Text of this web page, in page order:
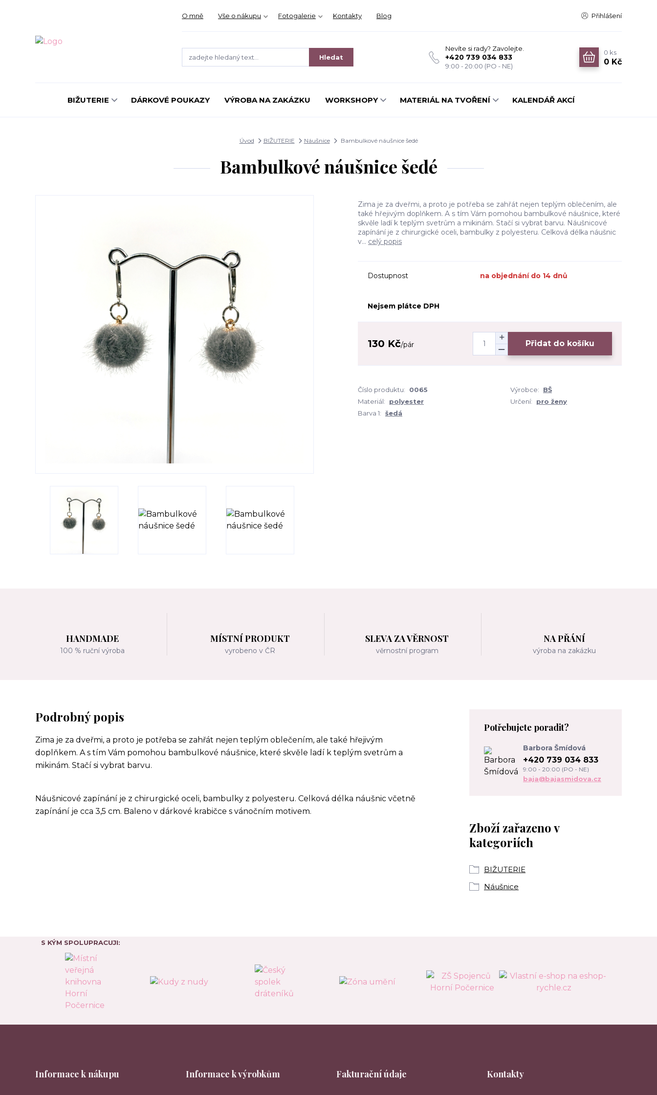
O mně Vše o nákupu Fotogalerie Kontakty Blog Přihlášení
Hledat
Nevíte si rady? Zavolejte.
+420 739 034 833
9:00 - 20:00 (PO - NE)
0 ks
0 Kč
BIŽUTERIE DÁRKOVÉ POUKAZY VÝROBA NA ZAKÁZKU WORKSHOPY MATERIÁL NA TVOŘENÍ KALENDÁŘ AKCÍ
Úvod BIŽUTERIE Náušnice Bambulkové náušnice šedé
Bambulkové náušnice šedé
Zima je za dveřmi, a proto je potřeba se zahřát nejen teplým oblečením, ale
také hřejivým doplňkem. A s tím Vám pomohou bambulkové náušnice, které
skvěle ladí k teplým svetrům a mikinám. Stačí si vybrat barvu. Náušnicové
zapínání je z chirurgické oceli, bambulky z polyesteru. Celková délka náušnic
v... celý popis
Dostupnost na objednání do 14 dnů
Nejsem plátce DPH
130 Kč/pár Přidat do košíku
Číslo produktu: 0065 Výrobce:
BŠ
Materiál:
polyester Určení:
pro ženy
Barva 1: šedá
HANDMADE
100 % ruční výroba
MÍSTNÍ PRODUKT
vyrobeno v ČR
SLEVA ZA VĚRNOST
věrnostní program
NA PŘÁNÍ
výroba na zakázku
Podrobný popis
Zima je za dveřmi, a proto je potřeba se zahřát nejen teplým oblečením, ale také hřejivým
doplňkem. A s tím Vám pomohou bambulkové náušnice, které skvěle ladí k teplým svetrům a
mikinám. Stačí si vybrat barvu.
Náušnicové zapínání je z chirurgické oceli, bambulky z polyesteru. Celková délka náušnic včetně
zapínání je cca 3,5 cm. Baleno v dárkové krabičce s vánočním motivem.
Zboží zařazeno v
kategoriích
BIŽUTERIE
Náušnice
Potřebujete poradit?
Barbora Šmídová
+420 739 034 833
9:00 - 20:00 (PO - NE)
baja@bajasmidova.cz
S KÝM SPOLUPRACUJI:
Informace k nákupu Informace k výrobkům Fakturační údaje Kontakty